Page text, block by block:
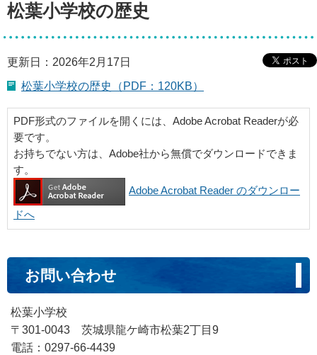
松葉小学校の歴史
更新日：2026年2月17日
松葉小学校の歴史（PDF：120KB）
PDF形式のファイルを開くには、Adobe Acrobat Readerが必
要です。
お持ちでない方は、Adobe社から無償でダウンロードできま
す。
Adobe Acrobat Reader のダウンロー
ドへ
お問い合わせ
松葉小学校
〒301-0043 茨城県龍ケ崎市松葉2丁目9
電話：0297-66-4439